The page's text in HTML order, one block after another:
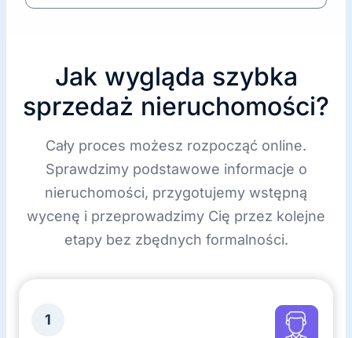
Jak wygląda szybka
sprzedaż nieruchomości?
Cały proces możesz rozpocząć online.
Sprawdzimy podstawowe informacje o
nieruchomości, przygotujemy wstępną
wycenę i przeprowadzimy Cię przez kolejne
etapy bez zbędnych formalności.
1